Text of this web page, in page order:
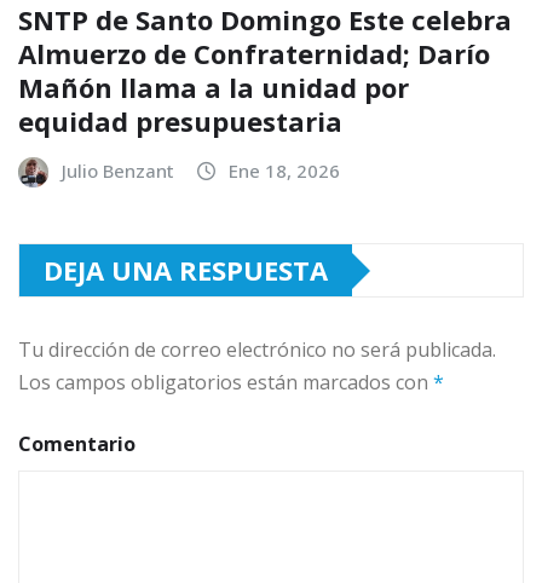
SNTP de Santo Domingo Este celebra
Almuerzo de Confraternidad; Darío
Mañón llama a la unidad por
equidad presupuestaria
Julio Benzant Ene 18, 2026
DEJA UNA RESPUESTA
Tu dirección de correo electrónico no será publicada.
Los campos obligatorios están marcados con *
Comentario